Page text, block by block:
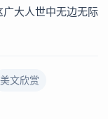
大人世中无边无际
美文欣赏